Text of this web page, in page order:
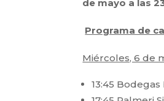
de mayo a las
Programa de
Miércoles, 6 de
13:45 Bodegas